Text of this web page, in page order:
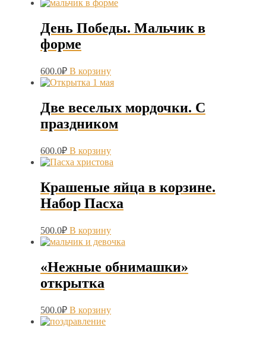
День Победы. Мальчик в
форме
600.0₽ В корзину
Две веселых мордочки. С
праздником
600.0₽ В корзину
Крашеные яйца в корзине.
Набор Пасха
500.0₽ В корзину
«Нежные обнимашки»
открытка
500.0₽ В корзину